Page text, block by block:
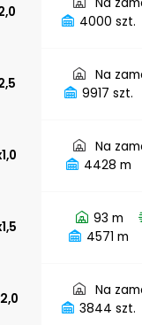
4000 szt.
Na
9917 szt.
Na
4428 m
93 m
4571 m
Na
3844 szt.